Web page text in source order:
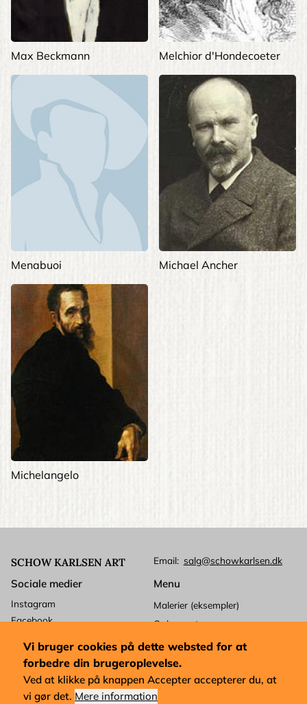
Max Beckmann Melchior d'Hondecoeter
Menabuoi Michael Ancher
Michelangelo
SCHOW KARLSEN ART Email salg@schowkarlsen.dk
Menu
Malerier (eksempler)
Ophavsret
Kundeservice
Levering
Forretningsbetingelser
Købsforkøb og udførelse
Sociale medier
Instagram
Facebook
Mastercard
Vi bruger cookies på dette websted for at
forbedre din brugeroplevelse.
Ved at klikke på knappen Accepter accepterer du, at
vi gør det. Mere information